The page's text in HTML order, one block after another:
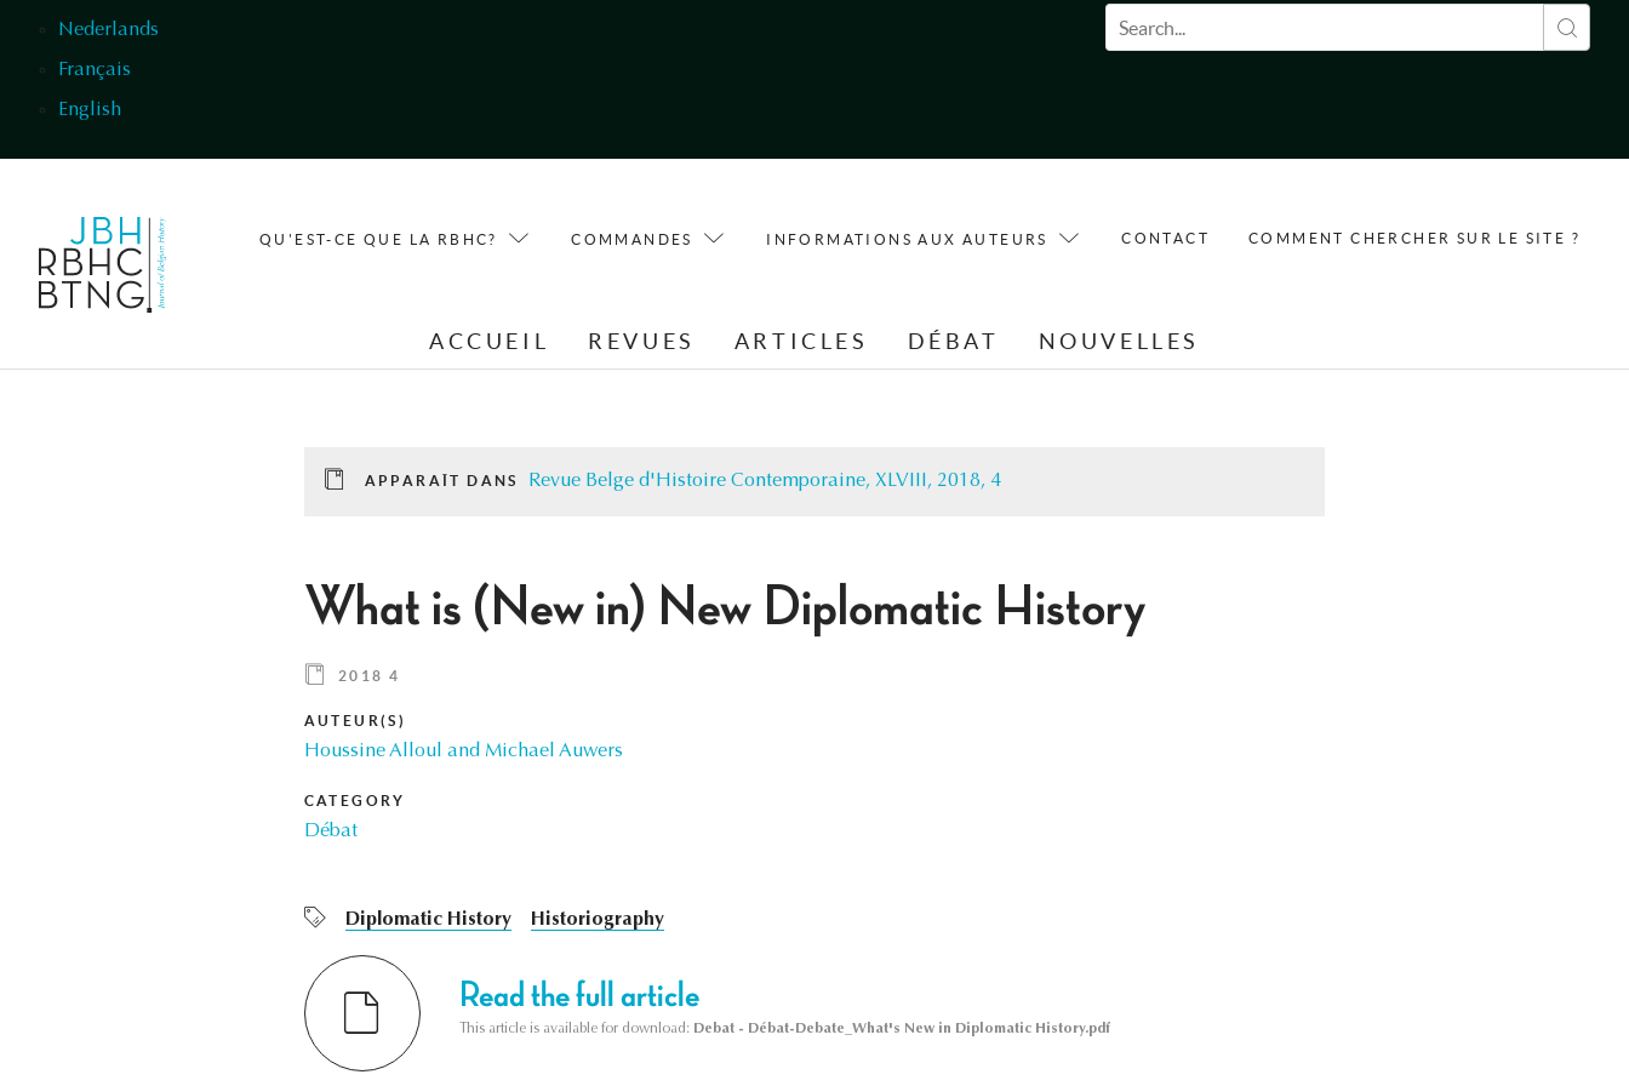
Nederlands
Français
English
Formulaire de recherche
QU'EST-CE QUE LA RBHC? COMMANDES INFORMATIONS AUX AUTEURS CONTACT COMMENT CHERCHER SUR LE SITE ?
ACCUEIL REVUES ARTICLES DÉBAT NOUVELLES
APPARAÎT DANS Revue Belge d'Histoire Contemporaine, XLVIII, 2018, 4
What is (New in) New Diplomatic History
2018 4
AUTEUR(S)
Houssine Alloul and Michael Auwers
CATEGORY
Débat
Diplomatic History Historiography
Read the full article
This article is available for download: Debat - Débat-Debate_What's New in Diplomatic History.pdf